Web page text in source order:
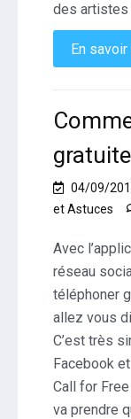
des artistes
En
04/09/
et Astuces
Avec
réseau
téléphoner
allez vous
C’est très
Facebook
Call for
va prendre